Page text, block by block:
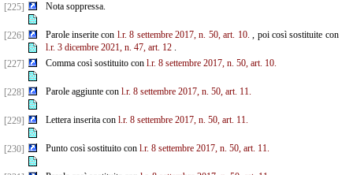
[225] Nota soppressa.
[226] Parole inserite con l.r. 8 settembre 2017, n. 50, art. 10. , poi così sostituite con
l.r. 3 dicembre 2021, n. 47, art. 12.
[227]
Comma così sostituito con l.r. 8 settembre 2017, n. 50, art. 10.
[228] Parole aggiunte con l.r. 8 settembre 2017, n. 50, art. 11.
[229] Lettera inserita con l.r. 8 settembre 2017, n. 50, art. 11.
[230] Punto così sostituito con l.r. 8 settembre 2017, n. 50, art. 11.